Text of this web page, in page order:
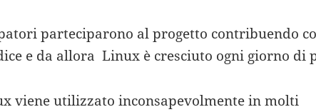
parteciparono al progetto contribuendo
e da allora Linux è cresciuto ogni giorno di
viene utilizzato inconsapevolmente in molti